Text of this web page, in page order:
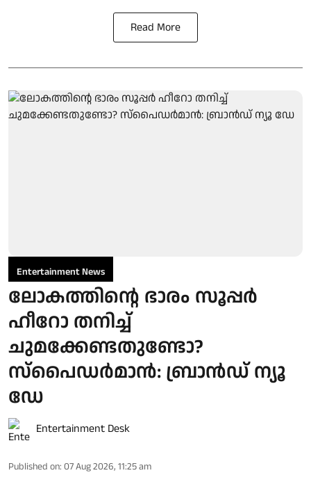
Read More
Entertainment News
ലോകത്തിന്റെ ഭാരം സൂപ്പർ
ഹീറോ തനിച്ച്
ചുമക്കേണ്ടതുണ്ടോ?
സ്പൈഡർമാൻ: ബ്രാൻഡ് ന്യൂ
ഡേ
Entertainment Desk
Published on: 07 Aug 2026, 11:25 am